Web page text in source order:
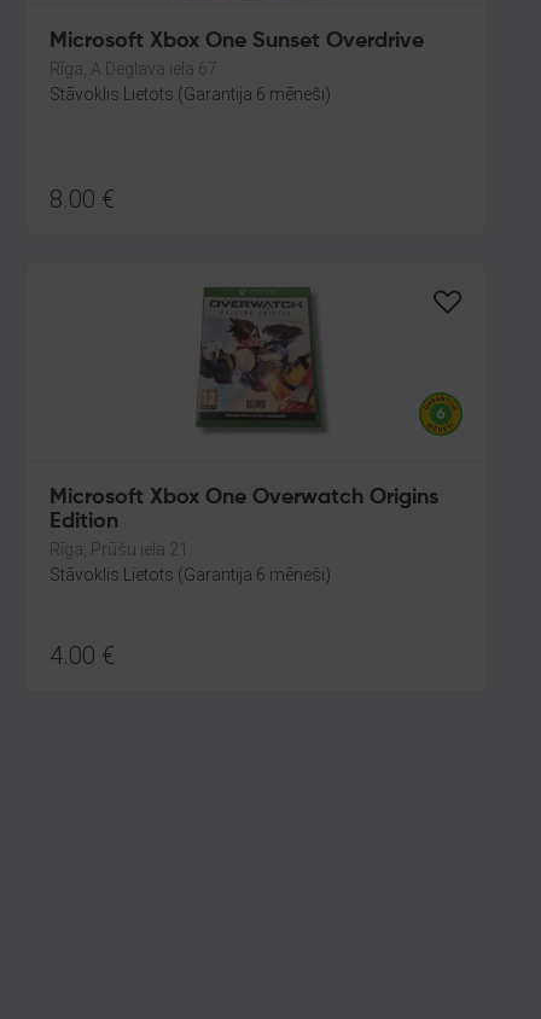
Microsoft Xbox One Sunset Overdrive
Rīga, A.Deglava iela 67
Stāvoklis Lietots (Garantija 6 mēneši)
8.00 €
Microsoft Xbox One Overwatch Origins
Edition
Rīga, Prūšu iela 21
Stāvoklis Lietots (Garantija 6 mēneši)
4.00 €